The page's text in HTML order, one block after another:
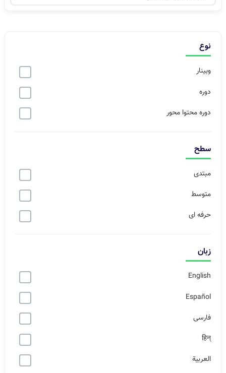
نوع
وبینار
دوره
دوره محتوا محور
سطح
مبتدی
متوسط
حرفه ای
زبان
English
Español
فارسی
हिन्
العربية